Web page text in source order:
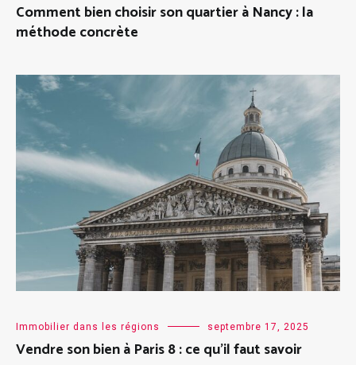
Comment bien choisir son quartier à Nancy : la
méthode concrète
Immobilier dans les régions septembre 17, 2025
Vendre son bien à Paris 8 : ce qu’il faut savoir